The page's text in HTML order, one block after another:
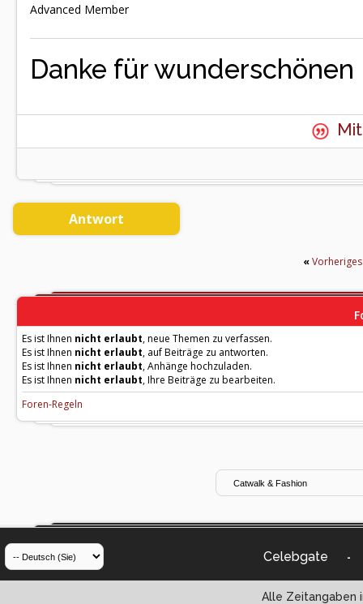
Advanced Member
Danke für wunderschönen
Antwort
«
Es ist Ihnen nicht erlaubt, neue Themen zu verfassen.
Es ist Ihnen nicht erlaubt, auf Beiträge zu antworten.
Es ist Ihnen nicht erlaubt, Anhänge hochzuladen.
Es ist Ihnen nicht erlaubt, Ihre Beiträge zu bearbeiten.
Foren-Regeln
Celebgate -
Alle Zeitangaben